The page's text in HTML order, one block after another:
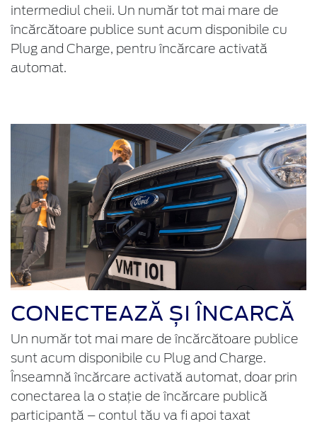
intermediul cheii. Un număr tot mai mare de
încărcătoare publice sunt acum disponibile cu
Plug and Charge, pentru încărcare activată
automat.
CONECTEAZĂ ȘI ÎNCARCĂ
Un număr tot mai mare de încărcătoare publice
sunt acum disponibile cu Plug and Charge.
Înseamnă încărcare activată automat, doar prin
conectarea la o stație de încărcare publică
participantă – contul tău va fi apoi taxat